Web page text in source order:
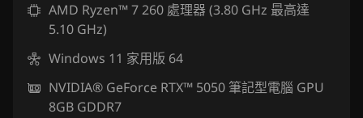
AMD Ryzen™ 7 260 處理器 (3.80 GHz 最高達
5.10 GHz)
Windows 11 家用版 64
NVIDIA® GeForce RTX™ 5050 筆記型電腦 GPU
8GB GDDR7